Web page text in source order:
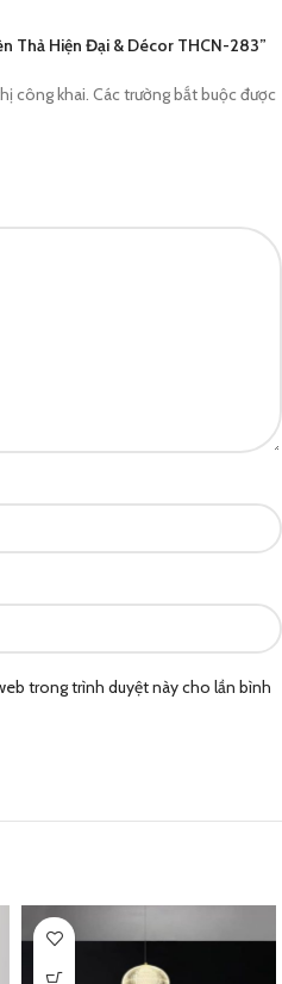
Thả Hiện Đại & Décor THCN-283”
công khai. Các trường bắt buộc được
trong trình duyệt này cho lần bình